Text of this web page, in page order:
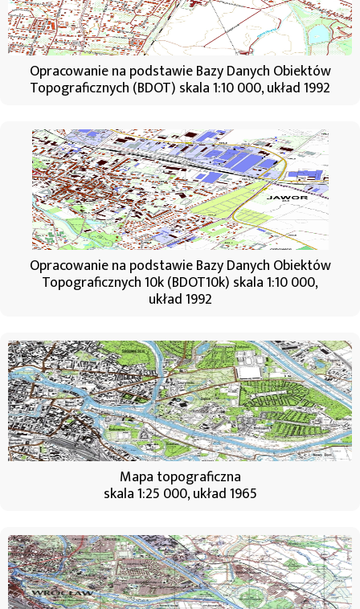
Opracowanie na podstawie Bazy Danych Obiektów
Topograficznych (BDOT) skala 1:10 000, układ 1992
Opracowanie na podstawie Bazy Danych Obiektów
Topograficznych 10k (BDOT10k) skala 1:10 000,
układ 1992
Mapa topograficzna
skala 1:25 000, układ 1965